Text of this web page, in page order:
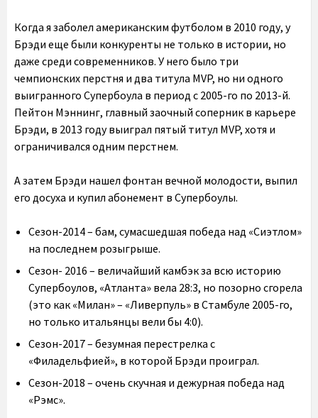
Когда я заболел американским футболом в 2010 году, у
Брэди еще были конкуренты не только в истории, но
даже среди современников. У него было три
чемпионских перстня и два титула MVP, но ни одного
выигранного Супербоула в период с 2005-го по 2013-й.
Пейтон Мэннинг, главный заочный соперник в карьере
Брэди, в 2013 году выиграл пятый титул MVP, хотя и
ограничивался одним перстнем.
А затем Брэди нашел фонтан вечной молодости, выпил
его досуха и купил абонемент в Супербоулы.
Сезон-2014 – бам, сумасшедшая победа над «Сиэтлом»
на последнем розыгрыше.
Сезон- 2016 – величайший камбэк за всю историю
Супербоулов, «Атланта» вела 28:3, но позорно сгорела
(это как «Милан» – «Ливерпуль» в Стамбуле 2005-го,
но только итальянцы вели бы 4:0).
Сезон-2017 – безумная перестрелка с
«Филадельфией», в которой Брэди проиграл.
Сезон-2018 – очень скучная и дежурная победа над
«Рэмс».